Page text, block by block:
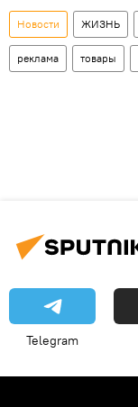
Новости ЖИЗНЬ
реклама товары
Telegram